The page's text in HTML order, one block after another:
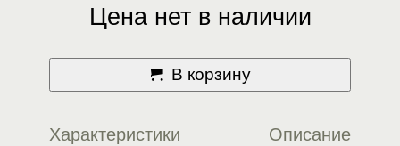
Цена нет в наличии
В корзину
Характеристики Описание